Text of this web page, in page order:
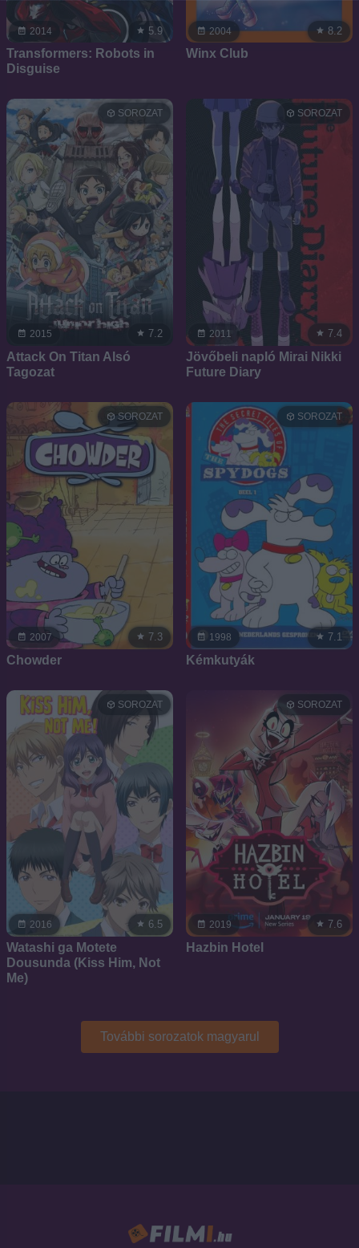
2014 5.9
Transformers: Robots in
Disguise
2004 8.2
Winx Club
2015
SOROZAT
7.2
Attack On Titan Alsó
Tagozat
2011
SOROZAT
7.4
Jövőbeli napló Mirai Nikki
Future Diary
2007
SOROZAT
7.3
Chowder
1998
SOROZAT
7.1
Kémkutyák
2016
SOROZAT
6.5
Watashi ga Motete
Dousunda (Kiss Him, Not
Me)
2019
SOROZAT
7.6
Hazbin Hotel
További sorozatok magyarul